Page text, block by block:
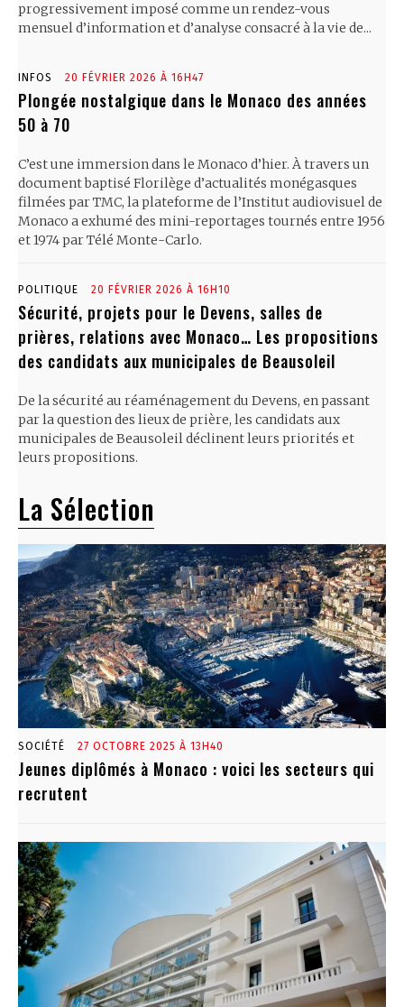
progressivement imposé comme un rendez-vous
mensuel d’information et d’analyse consacré à la vie de...
INFOS 20 FÉVRIER 2026 À 16H47
Plongée nostalgique dans le Monaco des années
50 à 70
C’est une immersion dans le Monaco d’hier. À travers un
document baptisé Florilège d’actualités monégasques
filmées par TMC, la plateforme de l’Institut audiovisuel de
Monaco a exhumé des mini-reportages tournés entre 1956
et 1974 par Télé Monte-Carlo.
POLITIQUE 20 FÉVRIER 2026 À 16H10
Sécurité, projets pour le Devens, salles de
prières, relations avec Monaco… Les propositions
des candidats aux municipales de Beausoleil
De la sécurité au réaménagement du Devens, en passant
par la question des lieux de prière, les candidats aux
municipales de Beausoleil déclinent leurs priorités et
leurs propositions.
La Sélection
SOCIÉTÉ 27 OCTOBRE 2025 À 13H40
Jeunes diplômés à Monaco : voici les secteurs qui
recrutent